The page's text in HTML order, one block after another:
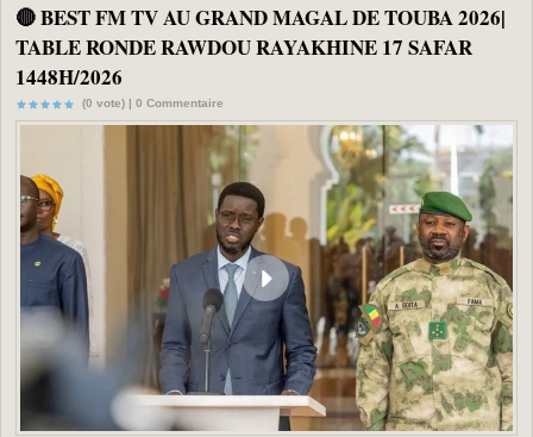
🔴 BEST FM TV AU GRAND MAGAL DE TOUBA 2026|
TABLE RONDE RAWDOU RAYAKHINE 17 SAFAR
1448H/2026
(0 vote) | 0 Commentaire